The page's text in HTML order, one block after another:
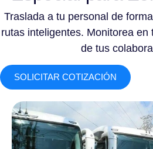
Traslada a tu personal de
rutas inteligentes. Monitorea en
de tus
SOLICITAR COTIZACIÓN